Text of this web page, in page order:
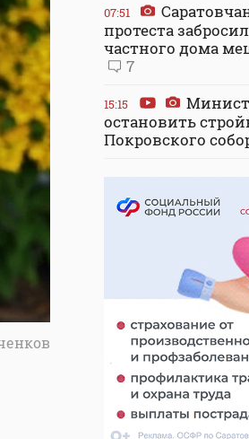
07:51
протеста
частного дома
7
15:15
остановить
Покровского